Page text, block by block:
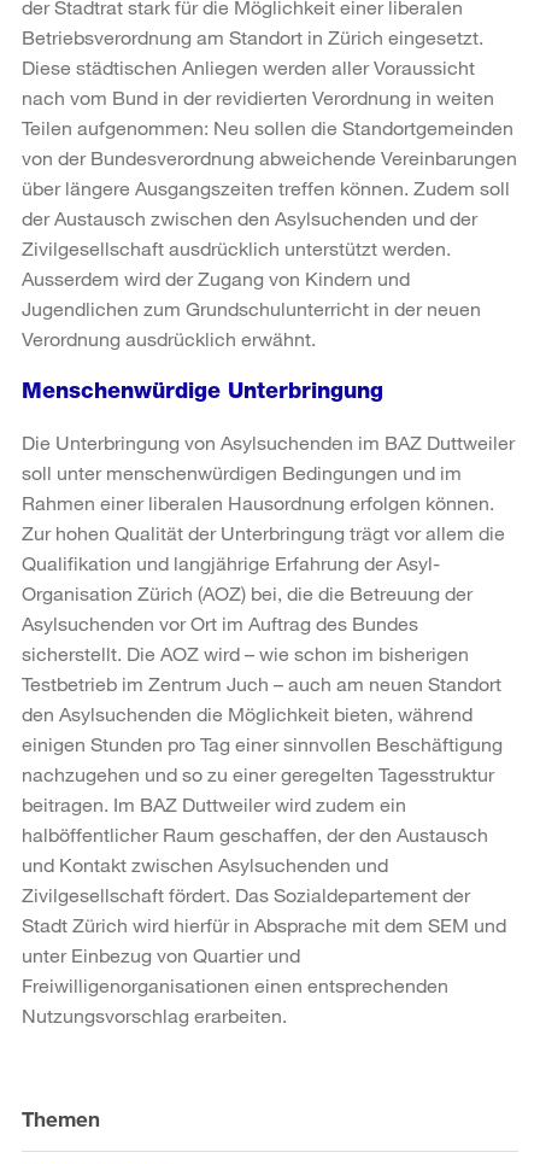
der Stadtrat stark für die Möglichkeit einer liberalen
Betriebsverordnung am Standort in Zürich eingesetzt.
Diese städtischen Anliegen werden aller Voraussicht
nach vom Bund in der revidierten Verordnung in weiten
Teilen aufgenommen: Neu sollen die Standortgemeinden
von der Bundesverordnung abweichende Vereinbarungen
über längere Ausgangszeiten treffen können. Zudem soll
der Austausch zwischen den Asylsuchenden und der
Zivilgesellschaft ausdrücklich unterstützt werden.
Ausserdem wird der Zugang von Kindern und
Jugendlichen zum Grundschulunterricht in der neuen
Verordnung ausdrücklich erwähnt.
Menschenwürdige Unterbringung
Die Unterbringung von Asylsuchenden im BAZ Duttweiler
soll unter menschenwürdigen Bedingungen und im
Rahmen einer liberalen Hausordnung erfolgen können.
Zur hohen Qualität der Unterbringung trägt vor allem die
Qualifikation und langjährige Erfahrung der Asyl-
Organisation Zürich (AOZ) bei, die die Betreuung der
Asylsuchenden vor Ort im Auftrag des Bundes
sicherstellt. Die AOZ wird – wie schon im bisherigen
Testbetrieb im Zentrum Juch – auch am neuen Standort
den Asylsuchenden die Möglichkeit bieten, während
einigen Stunden pro Tag einer sinnvollen Beschäftigung
nachzugehen und so zu einer geregelten Tagesstruktur
beitragen. Im BAZ Duttweiler wird zudem ein
halböffentlicher Raum geschaffen, der den Austausch
und Kontakt zwischen Asylsuchenden und
Zivilgesellschaft fördert. Das Sozialdepartement der
Stadt Zürich wird hierfür in Absprache mit dem SEM und
unter Einbezug von Quartier und
Freiwilligenorganisationen einen entsprechenden
Nutzungsvorschlag erarbeiten.
Informationen
Themen